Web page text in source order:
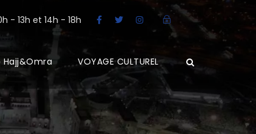
- 13h et 14h - 18h
Hajj&Omra VOYAGE CULTUREL